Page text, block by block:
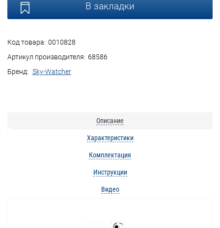
Код товара: 0010828
Артикул производителя: 68586
Бренд: Sky-Watcher
В закладки
Описание
Характеристики
Комплектация
Инструкции
Видео